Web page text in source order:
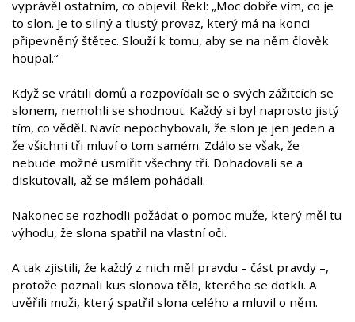
vyprávěl ostatním, co objevil. Řekl: „Moc dobře vím, co je
to slon. Je to silný a tlustý provaz, který má na konci
připevněný štětec. Slouží k tomu, aby se na něm člověk
houpal.“
Když se vrátili domů a rozpovídali se o svých zážitcích se
slonem, nemohli se shodnout. Každý si byl naprosto jistý
tím, co věděl. Navíc nepochybovali, že slon je jen jeden a
že všichni tři mluví o tom samém. Zdálo se však, že
nebude možné usmířit všechny tři. Dohadovali se a
diskutovali, až se málem pohádali.
Nakonec se rozhodli požádat o pomoc muže, který měl tu
výhodu, že slona spatřil na vlastní oči.
A tak zjistili, že každý z nich měl pravdu – část pravdy –,
protože poznali kus slonova těla, kterého se dotkli. A
uvěřili muži, který spatřil slona celého a mluvil o něm.